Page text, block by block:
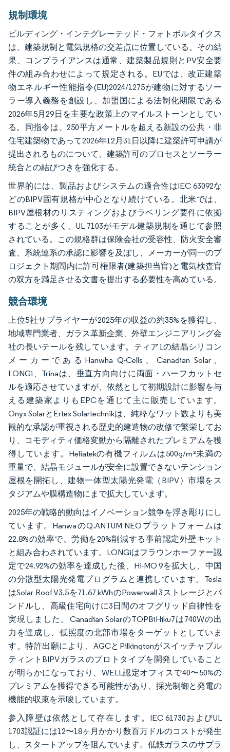
規制環境
ビルディング・インテグレーテッド・フォトボルタイクス
は、建築規制と電気規格の交差点に位置している。その結
果、コンプライアンスは通常、建築製品規則とPV安全要
件の組み合わせによって規定される。EUでは、改正建築
物エネルギー性能指令(EU)2024/1275が建物に対するソー
ラー導入義務を創設し、加盟国による法制化期限である
2026年5月29日を主要な政策上のマイルストーンとしてい
る。同指令は、250平方メートルを超える新設の公共・非
住宅建築物であって2026年12月31日以降に建築許可申請が
提出されるものについて、建築許可のプロセスとソーラー
統合との結びつきを強化する。
世界的には、製品およびシステムの適合性はIEC 63092な
どのBIPV固有規格が中心となり続けている。北米では、
BIPV屋根材のリスティングおよびラベリング要件に依拠
することが多く、UL 7103がモデル建築規制を通じて参照
されている。この規格群は保険会社の受容性、防火安全審
査、系統連系の承認に影響を及ぼし、メーカーが同一のプ
ロジェクト期間内に許可権限者(建築担当官)と電気検査官
の双方を満足させる文書を提出する必要性を高めている。
競合環境
上位5社サプライヤーが2025年の収益の約35%を獲得し、
地域専門業者、ガラス革新企業、外壁エンジニアリング会
社の長いテールを残しています。ティア1の結晶シリコン
メーカーであるHanwha Q-Cells、Canadian Solar、
LONGi、Trinaは、垂直方向向けに両面・ハーフカットセ
ルを適応させていますが、依然として初期設計に影響を与
える建築家よりもEPCを通じて主に販売しています。
Onyx SolarとErtex Solartechnikは、純粋なワット数よりも美
観的な承認が重視される歴史的建造物の改修で繁栄してお
り、コモディティ価格変動から隔離されたプレミアムを獲
得しています。Heliatekの有機フィルムは500g/m²未満の
重量で、結晶モジュールが安全に設置できないテンション
屋根を開拓し、建物一体型太陽光発電（BIPV）市場をス
タジアムや膜構造物にまで拡大しています。
2025年の戦略的動向はイノベーション競争を浮き彫りにし
ています。HanwaのQ.ANTUM NEOプラットフォームは
22.8%の効率で、労働を20%削減する事前認定外壁キット
と組み合わされています。LONGiはフラウンホーファー認
定で24.92%の効率を達成した後、Hi-MO 9を拡大し、中国
の分散型太陽光発電プログラムと連携しています。Tesla
はSolar Roof V3.5を71.67 kWhのPowerwall 3ストレージとバ
ンドルし、高級住宅向けに3日間のオフグリッド自律性を
実現しました。Canadian SolarのTOPBiHiku7は740Wの出
力を達成し、低照度の北部市場をターゲットとしていま
す。特許出願により、AGCとPilkingtonがスイッチャブル
ティントBIPVガラスのプロトタイプを開発していること
が明らかになっており、WELL認定オフィスで40〜50%の
プレミアムを獲得できる可能性があり、採光制御と発電の
機能的収束を示唆しています。
参入障壁は依然として存在します。IEC 61730およびUL
1703認証には12〜18ヶ月かかり数百万ドルのコストが発生
し、スタートアップを阻んでいます。低鉄ガラスのサプラ